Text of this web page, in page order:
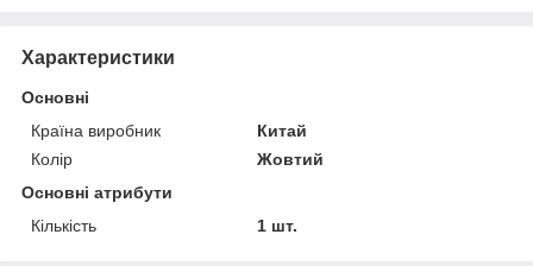
Характеристики
Основні
Країна виробник
Китай
Колір
Жовтий
Основні атрибути
Кількість
1 шт.